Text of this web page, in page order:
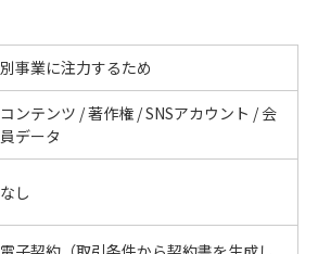
別事業に注力するため
コンテンツ / 著作権 / SNSアカウント / 会
員データ
なし